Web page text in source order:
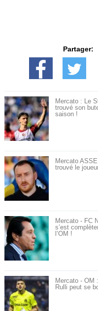
Partager:
Mercato : Le
trouvé son
saison !
Mercato
trouvé le
Mercato - FC
s’est
l’OM !
Mercato - OM
Rulli peut se